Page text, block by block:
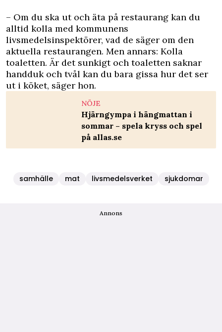
– Om du ska ut och äta på restaurang kan du
alltid kolla med kommunens
livsmedelsinspektörer, vad de säger om den
aktuella restaurangen. Men annars: Kolla
toaletten. Är det sunkigt och toaletten saknar
handduk och tvål kan du bara gissa hur det ser
ut i köket, säger hon.
NÖJE
Hjärngympa i hängmattan i
sommar – spela kryss och spel
på allas.se
samhälle mat livsmedelsverket sjukdomar
Annons